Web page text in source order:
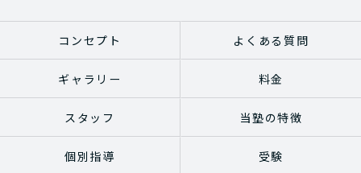
コンセプト よくある質問
ギャラリー 料金
スタッフ 当塾の特徴
個別指導 受験